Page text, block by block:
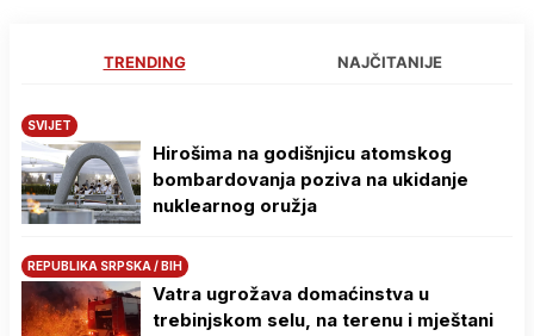
TRENDING NAJČITANIJE
SVIJET
Hirošima na godišnjicu atomskog
bombardovanja poziva na ukidanje
nuklearnog oružja
REPUBLIKA SRPSKA / BIH
Vatra ugrožava domaćinstva u
trebinjskom selu, na terenu i mještani